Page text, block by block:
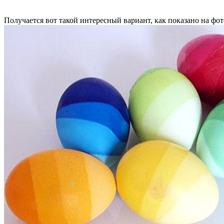
Получается вот такой интересный вариант, как показано на